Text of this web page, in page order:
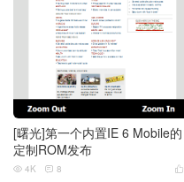
[曙光]第一个内置IE 6 Mobile的
定制ROM发布

 4K  8